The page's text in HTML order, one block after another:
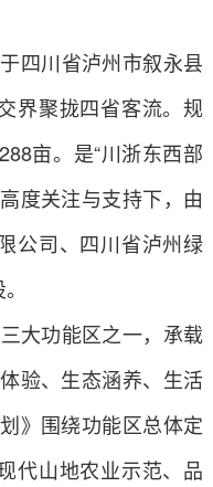
四川省泸州市叙永县
界聚拢四省客流。规
亩。是“川浙东西部
度关注与支持下，由
公司、四川省泸州绿
大功能区之一，承载
验、生态涵养、生活
》围绕功能区总体定
代山地农业示范、品